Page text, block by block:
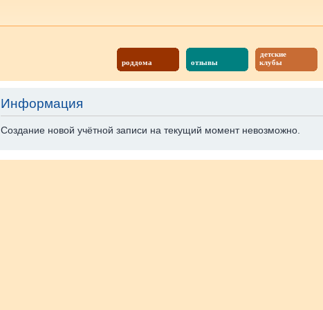
роддома отзывы
детские
клубы
Информация
Создание новой учётной записи на текущий момент невозможно.